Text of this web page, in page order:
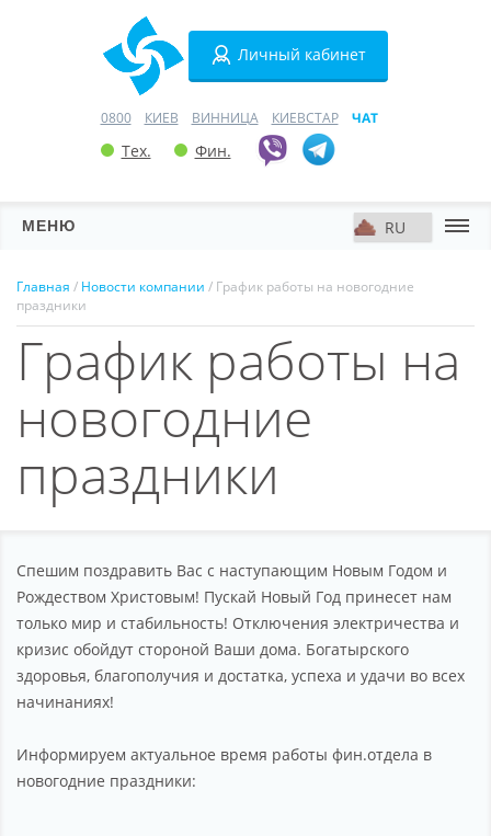
Личный кабинет
0800 КИЕВ ВИННИЦА КИЕВСТАР ЧАТ
Тех. Фин.
МЕНЮ
Хостинг
Домены
VPN
Партнерство
О компании
Главная / Новости компании / График работы на новогодние
праздники
График работы на
новогодние
праздники
Спешим поздравить Вас с наступающим Новым Годом и
Рождеством Христовым! Пускай Новый Год принесет нам
только мир и стабильность! Отключения электричества и
кризис обойдут стороной Ваши дома. Богатырского
здоровья, благополучия и достатка, успеха и удачи во всех
начинаниях!
Информируем актуальное время работы фин.отдела в
новогодние праздники: